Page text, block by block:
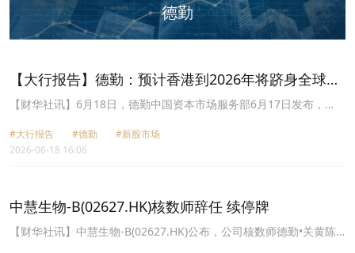
德勤
【大行报告】德勤：预计香港到2026年将跻身全球新
股市场三甲位置
【财华社讯】6月18日，德勤中国资本市场服务部6月17日发布，
动和全球能源资源供应紧张的背景下，随着史上最大规模新股
SpaceX在美国上市后，2026年上半年全球新股的表现超越2025年上
季度录得另一间知名中国印刷电路板(PCB)制造商的新股，融资额超
过200亿港元，而紧随纳斯达克之后。纽约证券交易所有四只位列于
2026年上半年全球十大新股之内，位居第三。这四只新股包括来自一
#大行报告 #德勤
#新股市场
2026-06-18 16:06
中慧生物-B(02627.HK)核数师辞任 续停牌
【财华社讯】中慧生物-B(02627.HK)公布，公司核数师德勤•关黄陈